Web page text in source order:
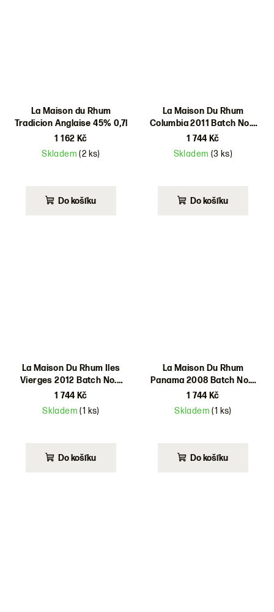
La Maison du Rhum
Tradicion Anglaise 45% 0,7l
1 162 Kč
Skladem(2 ks)
Do košíku
La Maison Du Rhum
Columbia 2011 Batch No.6
47% 0,7l
1 744 Kč
Skladem (3 ks)
Do košíku
La Maison Du Rhum Iles
Vierges 2012 Batch No.6
47% 0,7l
1 744 Kč
Skladem(1 ks)
Do košíku
La Maison Du Rhum
Panama 2008 Batch No.6
43% 0,7l
1 744 Kč
Skladem(1 ks)
Do košíku